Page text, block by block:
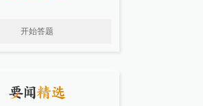
开始答题